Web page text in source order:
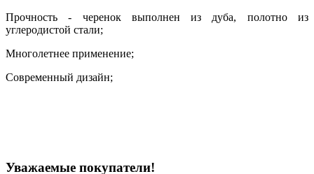
Прочность - черенок выполнен из дуба, полотно из
углеродистой стали;
Многолетнее применение;
Современный дизайн;
Уважаемые покупатели!